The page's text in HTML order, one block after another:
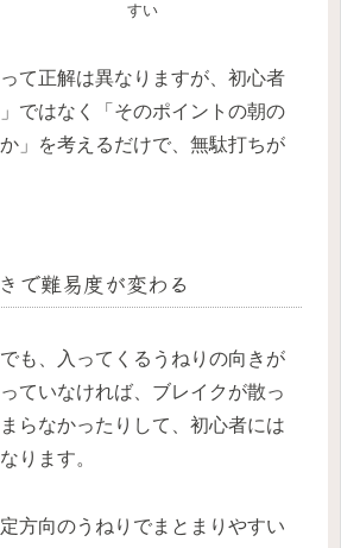
すい
て正解は異なりますが、初心者
ではなく「そのポイントの朝の
」を考えるだけで、無駄打ちが
で難易度が変わる
も、入ってくるうねりの向きが
ていなければ、ブレイクが散っ
らなかったりして、初心者には
ります。
方向のうねりでまとまりやすい